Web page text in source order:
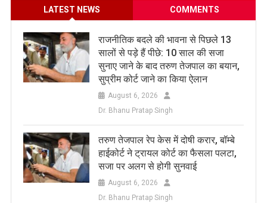
LATEST NEWS COMMENTS
राजनीतिक बदले की भावना से पिछले 13
सालों से पड़े हैं पीछे: 10 साल की सजा
सुनाए जाने के बाद तरुण तेजपाल का बयान,
सुप्रीम कोर्ट जाने का किया ऐलान
August 6, 2026
Dr. Bhanu Pratap Singh
तरुण तेजपाल रेप केस में दोषी करार, बॉम्बे
हाईकोर्ट ने ट्रायल कोर्ट का फैसला पलटा,
सजा पर अलग से होगी सुनवाई
August 6, 2026
Dr. Bhanu Pratap Singh